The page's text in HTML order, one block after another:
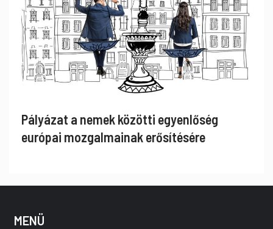
Pályázat a nemek közötti egyenlőség
európai mozgalmainak erősítésére
MENÜ